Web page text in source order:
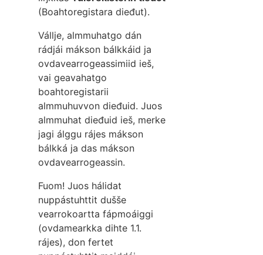
(Boahtoregistara dieđut).
Vállje, almmuhatgo dán
rádjái mákson bálkkáid ja
ovdavearrogeassimiid ieš,
vai geavahatgo
boahtoregistarii
almmuhuvvon dieđuid. Juos
almmuhat dieđuid ieš, merke
jagi álggu rájes mákson
bálkká ja das mákson
ovdavearrogeassin.
Fuom! Juos hálidat
nuppástuhttit dušše
vearrokoartta fápmoáiggi
(ovdamearkka dihte 1.1.
rájes), don fertet